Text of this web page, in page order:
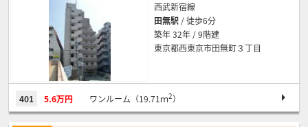
西武新宿線
田無駅 / 徒歩6分
築年 32年 / 9階建
東京都西東京市田無町３丁目
401 5.6万円 ワンルーム（19.71ｍ2）